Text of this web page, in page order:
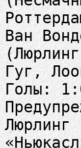
Ван
Гуг,
Голы: